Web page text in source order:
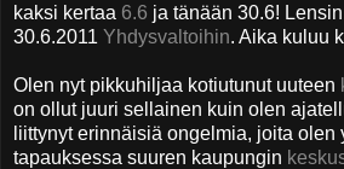
kaksi kertaa 6.6 ja tänään 30.6!
30.6.2011 Yhdysvaltoihin. Aika kuluu
Olen nyt pikkuhiljaa kotiutunut uuteen
on ollut juuri sellainen kuin olen
liittynyt erinnäisiä ongelmia, joita olen
tapauksessa suuren kaupungin